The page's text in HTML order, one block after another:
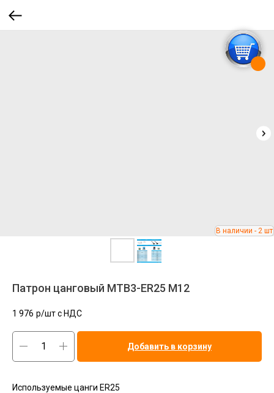
Патрон цанговый MTВ3-ER25 M12
1 976 р/шт c НДС
Добавить в корзину
Используемые цанги ER25